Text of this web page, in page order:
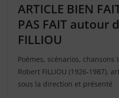
ARTICLE BIEN
PAS FAIT autour
FILLIOU
Poèmes, scénarios,
Robert FILLIOU (1926-1987),
sous la direction et présenté